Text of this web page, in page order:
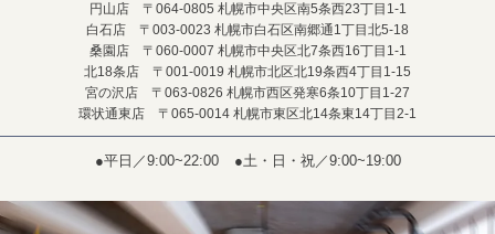
円山店 〒064-0805 札幌市中央区南5条西23丁目1-1
白石店 〒003-0023 札幌市白石区南郷通1丁目北5-18
桑園店 〒060-0007 札幌市中央区北7条西16丁目1-1
北18条店 〒001-0019 札幌市北区北19条西4丁目1-15
宮の沢店 〒063-0826 札幌市西区発寒6条10丁目1-27
環状通東店 〒065-0014 札幌市東区北14条東14丁目2-1
●平日／9:00~22:00 ●土・日・祝／9:00~19:00